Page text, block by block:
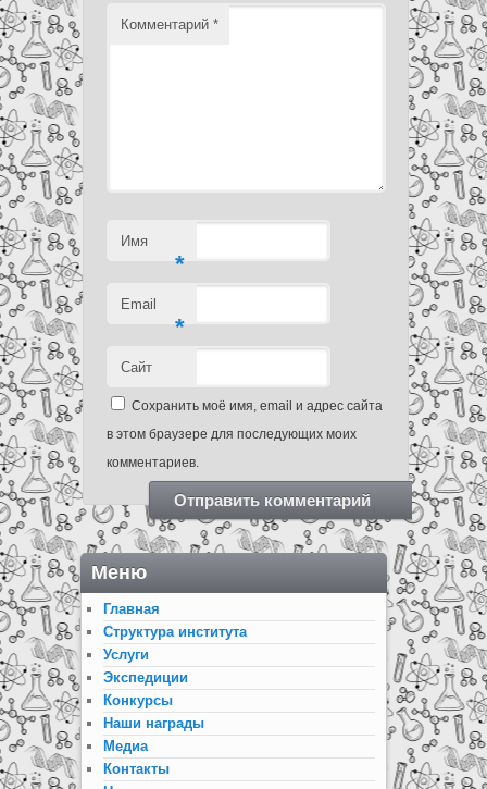
Комментарий *
Имя
*
Email
*
Сайт
Сохранить моё имя, email и адрес сайта
в этом браузере для последующих моих
комментариев.
Меню
Главная
Структура института
Услуги
Экспедиции
Конкурсы
Наши награды
Медиа
Контакты